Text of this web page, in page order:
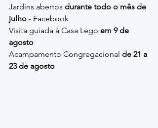
Jardins abertos durante todo o mês de
julho - Facebook
Visita guiada à Casa Lego em 9 de
agosto
Acampamento Congregacional de 21 a
23 de agosto